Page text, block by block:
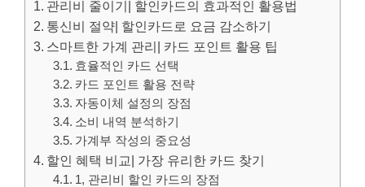
관리비 줄이기| 할인카드의 효과적인 활용법
통신비 절약| 할인카드로 요금 감소하기
스마트한 가계 관리| 카드 포인트 활용 팁
효율적인 카드 선택
카드 포인트 활용 전략
자동이체 설정의 장점
소비 내역 분석하기
가계부 작성의 중요성
할인 혜택 비교| 가장 유리한 카드 찾기
1, 관리비 할인 카드의 장점